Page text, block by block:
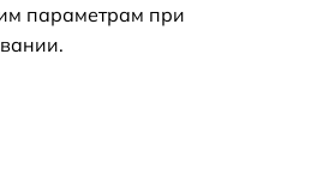
параметрам при